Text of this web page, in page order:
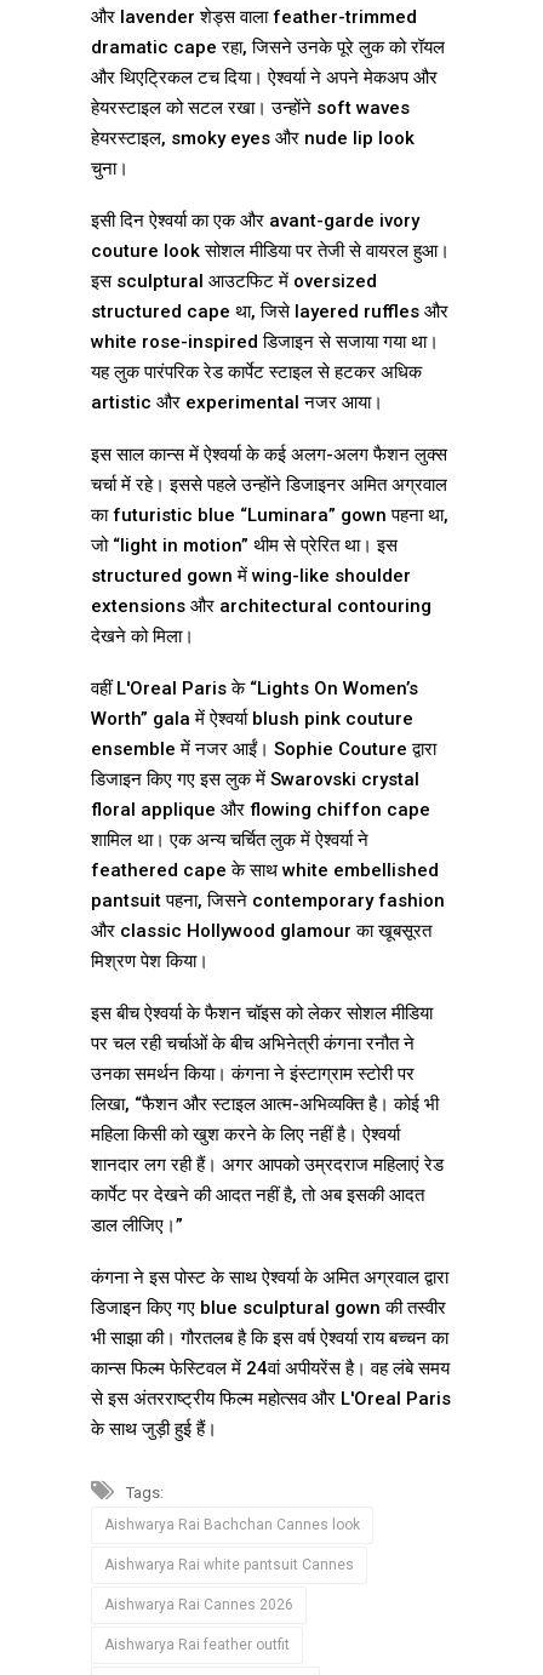
और lavender शेड्स वाला feather-trimmed
dramatic cape रहा, जिसने उनके पूरे लुक को रॉयल
और थिएट्रिकल टच दिया। ऐश्वर्या ने अपने मेकअप और
हेयरस्टाइल को सटल रखा। उन्होंने soft waves
हेयरस्टाइल, smoky eyes और nude lip look
चुना।
इसी दिन ऐश्वर्या का एक और avant-garde ivory
couture look सोशल मीडिया पर तेजी से वायरल हुआ।
इस sculptural आउटफिट में oversized
structured cape था, जिसे layered ruffles और
white rose-inspired डिजाइन से सजाया गया था।
यह लुक पारंपरिक रेड कार्पेट स्टाइल से हटकर अधिक
artistic और experimental नजर आया।
इस साल कान्स में ऐश्वर्या के कई अलग-अलग फैशन लुक्स
चर्चा में रहे। इससे पहले उन्होंने डिजाइनर अमित अग्रवाल
का futuristic blue “Luminara” gown पहना था,
जो “light in motion” थीम से प्रेरित था। इस
structured gown में wing-like shoulder
extensions और architectural contouring
देखने को मिला।
वहीं L'Oreal Paris के “Lights On Women’s
Worth” gala में ऐश्वर्या blush pink couture
ensemble में नजर आईं। Sophie Couture द्वारा
डिजाइन किए गए इस लुक में Swarovski crystal
floral applique और flowing chiffon cape
शामिल था। एक अन्य चर्चित लुक में ऐश्वर्या ने
feathered cape के साथ white embellished
pantsuit पहना, जिसने contemporary fashion
और classic Hollywood glamour का खूबसूरत
मिश्रण पेश किया।
इस बीच ऐश्वर्या के फैशन चॉइस को लेकर सोशल मीडिया
पर चल रही चर्चाओं के बीच अभिनेत्री कंगना रनौत ने
उनका समर्थन किया। कंगना ने इंस्टाग्राम स्टोरी पर
लिखा, “फैशन और स्टाइल आत्म-अभिव्यक्ति है। कोई भी
महिला किसी को खुश करने के लिए नहीं है। ऐश्वर्या
शानदार लग रही हैं। अगर आपको उम्रदराज महिलाएं रेड
कार्पेट पर देखने की आदत नहीं है, तो अब इसकी आदत
डाल लीजिए।”
कंगना ने इस पोस्ट के साथ ऐश्वर्या के अमित अग्रवाल द्वारा
डिजाइन किए गए blue sculptural gown की तस्वीर
भी साझा की। गौरतलब है कि इस वर्ष ऐश्वर्या राय बच्चन का
कान्स फिल्म फेस्टिवल में 24वां अपीयरेंस है। वह लंबे समय
से इस अंतरराष्ट्रीय फिल्म महोत्सव और L'Oreal Paris
के साथ जुड़ी हुई हैं।
Tags:
Aishwarya Rai Bachchan Cannes look
Aishwarya Rai white pantsuit Cannes
Aishwarya Rai Cannes 2026
Aishwarya Rai feather outfit